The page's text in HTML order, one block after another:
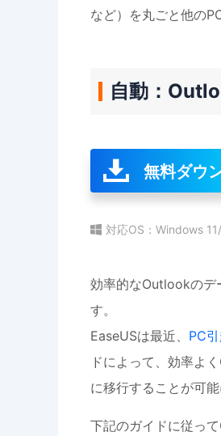
など）を丸ごと他の
自動：
無料ダウ
対応OS：Windows
効率的なOutlookのデ
す。
EaseUSは最近、 PC
ドによって、効率よ
に移行することが可
下記のガイドに従っ